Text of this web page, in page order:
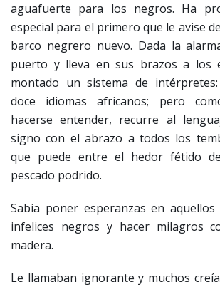
aguafuerte para los negros. Ha
especial para el primero que le avise
barco negrero nuevo. Dada la
puerto y lleva en sus brazos a los
montado un sistema de
doce idiomas africanos; pero
hacerse entender, recurre al
signo con el abrazo a todos los
que puede entre el hedor fétido
pescado podrido.
Sabía poner esperanzas en aquellos
infelices negros y hacer milagros
madera.
Le llamaban ignorante y muchos